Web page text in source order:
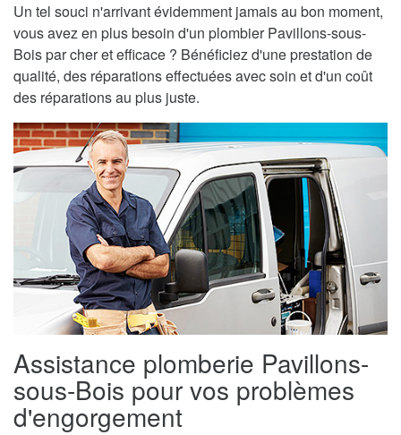
Un tel souci n'arrivant évidemment jamais au bon moment,
vous avez en plus besoin d'un plombier Pavillons-sous-
Bois par cher et efficace ? Bénéficiez d'une prestation de
qualité, des réparations effectuées avec soin et d'un coût
des réparations au plus juste.
Assistance plomberie Pavillons-
sous-Bois pour vos problèmes
d'engorgement